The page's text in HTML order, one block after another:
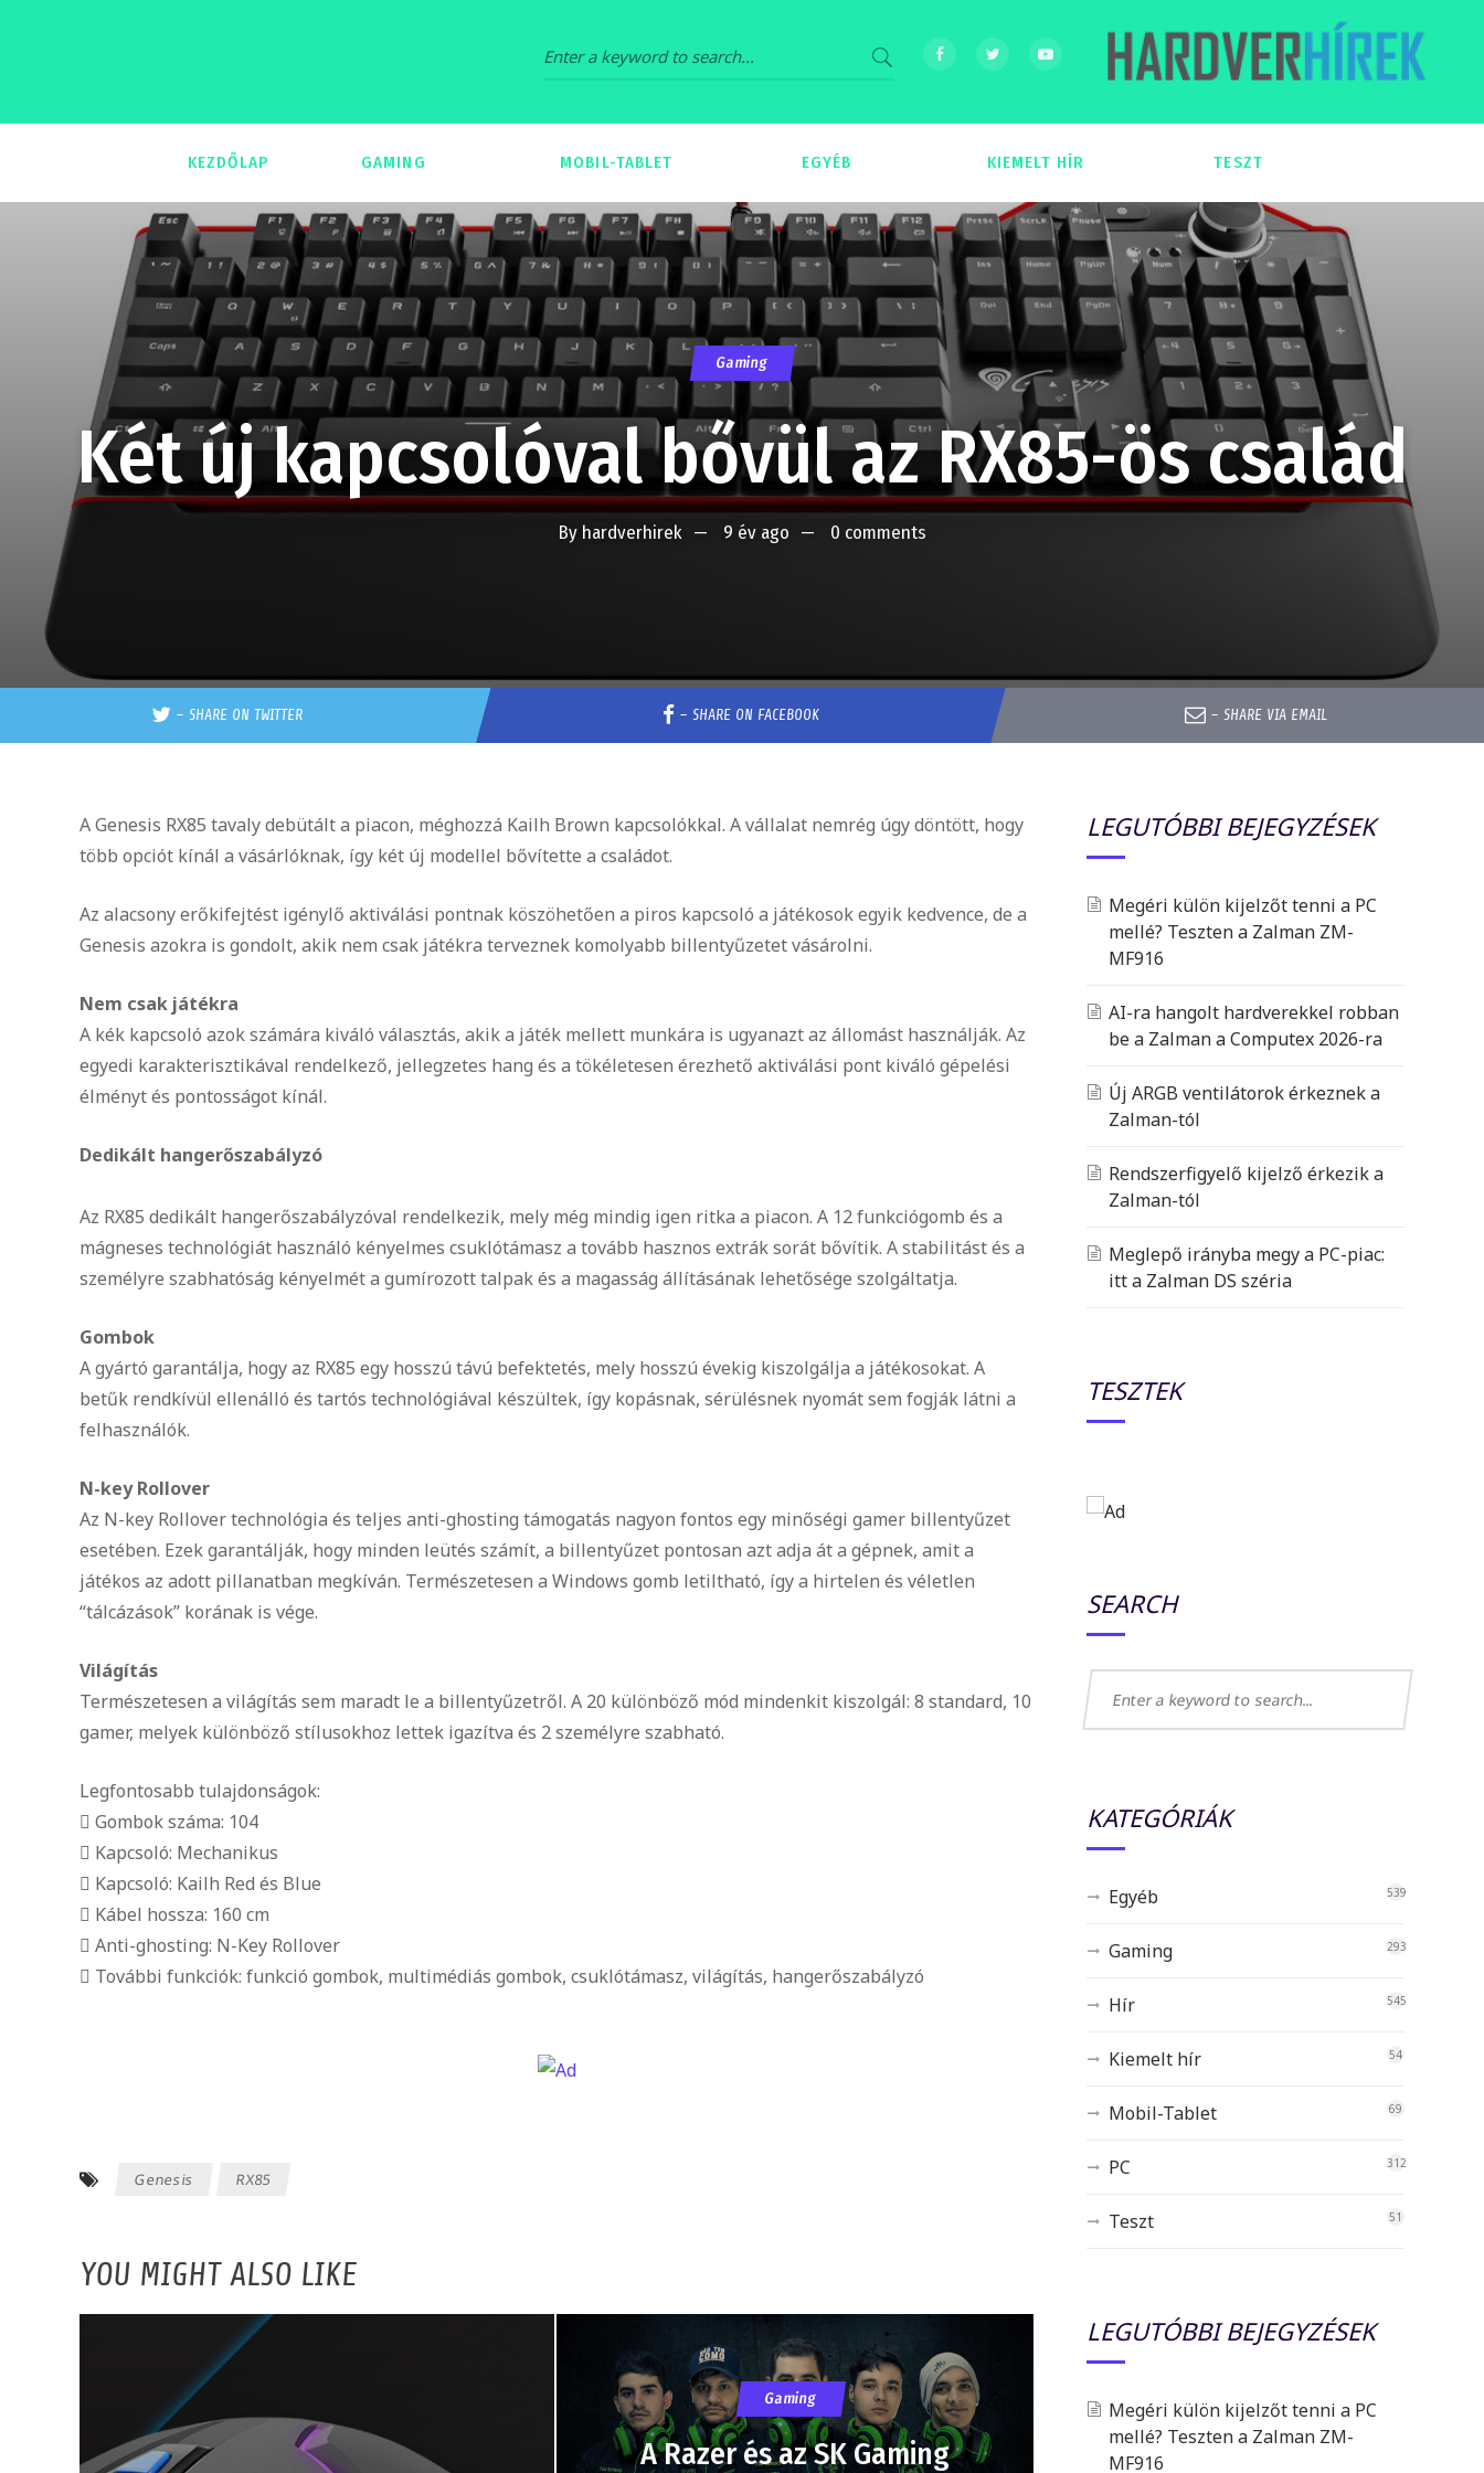
KEZDŐLAP GAMING MOBIL-TABLET EGYÉB KIEMELT HÍR TESZT
Gaming
Két új kapcsolóval bővül az RX85-ös család
By hardverhirek 9 év ago 0 comments
– SHARE ON TWITTER – SHARE ON FACEBOOK – SHARE VIA EMAIL
A Genesis RX85 tavaly debütált a piacon, méghozzá Kailh Brown kapcsolókkal. A vállalat nemrég úgy döntött, hogy
több opciót kínál a vásárlóknak, így két új modellel bővítette a családot.
Az alacsony erőkifejtést igénylő aktiválási pontnak köszöhetően a piros kapcsoló a játékosok egyik kedvence, de a
Genesis azokra is gondolt, akik nem csak játékra terveznek komolyabb billentyűzetet vásárolni.
Nem csak játékra
A kék kapcsoló azok számára kiváló választás, akik a játék mellett munkára is ugyanazt az állomást használják. Az
egyedi karakterisztikával rendelkező, jellegzetes hang és a tökéletesen érezhető aktiválási pont kiváló gépelési
élményt és pontosságot kínál.
Dedikált hangerőszabályzó
Az RX85 dedikált hangerőszabályzóval rendelkezik, mely még mindig igen ritka a piacon. A 12 funkciógomb és a
mágneses technológiát használó kényelmes csuklótámasz a tovább hasznos extrák sorát bővítik. A stabilitást és a
személyre szabhatóság kényelmét a gumírozott talpak és a magasság állításának lehetősége szolgáltatja.
Gombok
A gyártó garantálja, hogy az RX85 egy hosszú távú befektetés, mely hosszú évekig kiszolgálja a játékosokat. A
betűk rendkívül ellenálló és tartós technológiával készültek, így kopásnak, sérülésnek nyomát sem fogják látni a
felhasználók.
N-key Rollover
Az N-key Rollover technológia és teljes anti-ghosting támogatás nagyon fontos egy minőségi gamer billentyűzet
esetében. Ezek garantálják, hogy minden leütés számít, a billentyűzet pontosan azt adja át a gépnek, amit a
játékos az adott pillanatban megkíván. Természetesen a Windows gomb letiltható, így a hirtelen és véletlen
“tálcázások” korának is vége.
Világítás
Természetesen a világítás sem maradt le a billentyűzetről. A 20 különböző mód mindenkit kiszolgál: 8 standard, 10
gamer, melyek különböző stílusokhoz lettek igazítva és 2 személyre szabható.
Legfontosabb tulajdonságok:
 Gombok száma: 104
 Kapcsoló: Mechanikus
 Kapcsoló: Kailh Red és Blue
 Kábel hossza: 160 cm
 Anti-ghosting: N-Key Rollover
 További funkciók: funkció gombok, multimédiás gombok, csuklótámasz, világítás, hangerőszabályzó
Genesis RX85
YOU MIGHT ALSO LIKE
Gaming
A Razer és az SK Gaming
LEGUTÓBBI BEJEGYZÉSEK
Megéri külön kijelzőt tenni a PC
mellé? Teszten a Zalman ZM-
MF916
AI-ra hangolt hardverekkel robban
be a Zalman a Computex 2026-ra
Új ARGB ventilátorok érkeznek a
Zalman-tól
Rendszerfigyelő kijelző érkezik a
Zalman-tól
Meglepő irányba megy a PC-piac:
itt a Zalman DS széria
TESZTEK
SEARCH
KATEGÓRIÁK
Egyéb 539
Gaming 293
Hír 545
Kiemelt hír 54
Mobil-Tablet 69
PC 312
Teszt 51
LEGUTÓBBI BEJEGYZÉSEK
Megéri külön kijelzőt tenni a PC
mellé? Teszten a Zalman ZM-
MF916